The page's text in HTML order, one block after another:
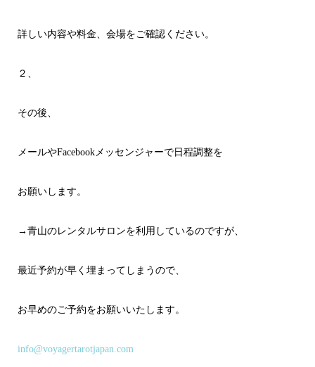
詳しい内容や料金、会場をご確認ください。
２、
その後、
メールやFacebookメッセンジャーで日程調整を
お願いします。
→青山のレンタルサロンを利用しているのですが、
最近予約が早く埋まってしまうので、
お早めのご予約をお願いいたします。
info@voyagertarotjapan.com